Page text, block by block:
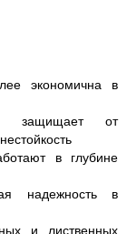
экономична в
защищает от
в глубине
надежность в
и лиственных